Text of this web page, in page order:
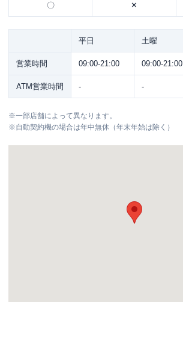
〇 ✕
平日 土曜
営業時間 09:00-21:00 09:00-21:00
ATM営業時間 - -
※一部店舗によって異なります。
※自動契約機の場合は年中無休（年末年始は除く）